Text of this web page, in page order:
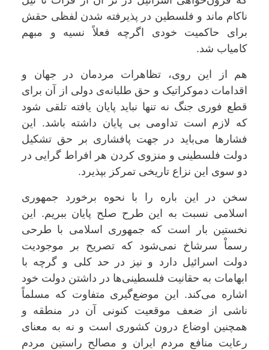
ناکام ماند و فلسطین در پذیرفته شدن لفظی حقش
برای حاکمیت خودی اگرچه فعلاً نسیه و مبهم
کامیاب شد.
هم از این روی، تظاهرات مردمان در جهان و
اقدامات دموکراتیک و حق طلبانه‌ی دولی از آن برای
قطع فوری جنگ نه تنها نباید پایان یافته تلقی شود
که لازم است تداومی بی پایان داشته باشد. این
فشارها می‌باید در جهت پافشاری بر حق تشکیل
دولت فلسطینی و منزوی کردن هر افراط گرایی در
دو سوی این نزاع تاریخی تمرکز بپذیرد.
سخن در این باره را با نحوه برخورد جمهوری
اسلامی نسبت به این طرح صلح پایان ببریم. این
نخستین بار است که جمهوری اسلامی با طرحی
رسماْ سرشاخ نمی‌شود که تصریح بر موجودیت
دولت اسرائیل دارد و نیز در حد کلی و گرچه با
ابهامات به حقانیت فلسطینی‌ها در داشتن دولت خود
اشاره می‌کند. این موضع‌گیری متفاوت که مسلماً
ناشی از ضعف موقعیت کنونی آن در منطقه و
همچنین اوضاع درون کشوری است و نه به معنای
رعایت منافع مردم ایران و مصالح راستین مردم